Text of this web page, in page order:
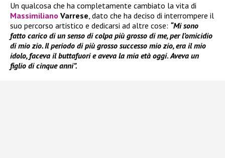
Un qualcosa che ha completamente cambiato la vita di
Massimiliano Varrese, dato che ha deciso di interrompere il
suo percorso artistico e dedicarsi ad altre cose: “Mi sono
fatto carico di un senso di colpa più grosso di me, per l’omicidio
di mio zio. Il periodo di più grosso successo mio zio, era il mio
idolo, faceva il buttafuori e aveva la mia età oggi.Aveva un
figlio di cinque anni”.